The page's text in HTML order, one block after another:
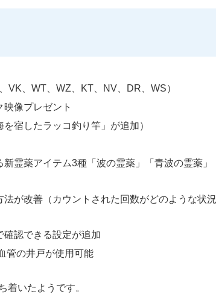
VK、WT、WZ、KT、NV、DR、WS）
像プレゼント
宿したラッコ釣り竿」が追加）
霊薬アイテム3種「波の霊薬」「青波の霊薬
法が改善（カウントされた回数がどのような状
確認できる設定が追加
管の井戸が使用可能
着いたようです。